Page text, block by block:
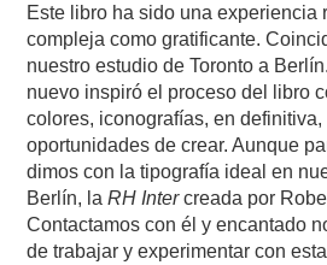
Este libro ha sido una experiencia
compleja como gratificante.
nuestro estudio de Toronto a
nuevo inspiró el proceso del libro
colores, iconografías, en
oportunidades de crear. Aunque
dimos con la tipografía ideal en
Berlín, laRH Intercreada por
Contactamos con él y encantado
de trabajar y experimentar con